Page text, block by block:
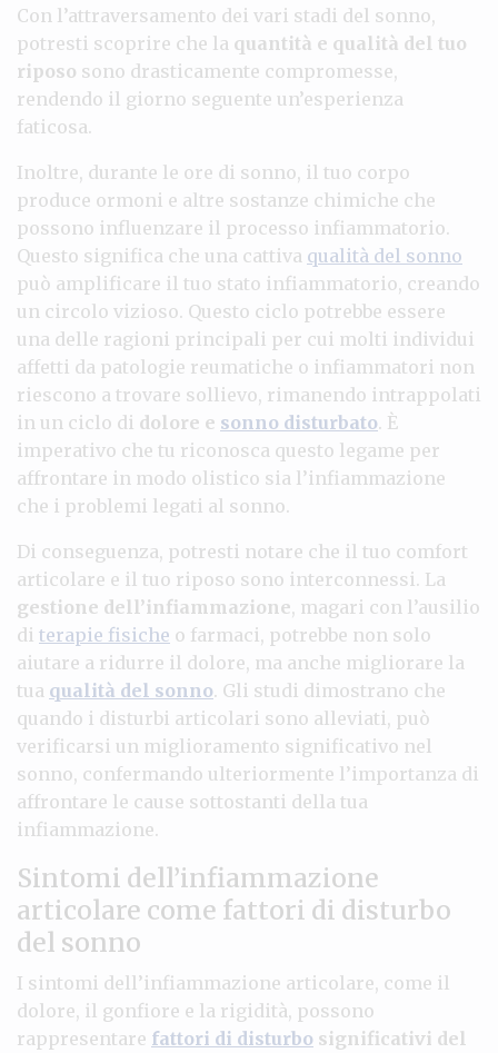
Con l’attraversamento dei vari stadi del sonno,
potresti scoprire che la quantità e qualità del tuo
riposo sono drasticamente compromesse,
rendendo il giorno seguente un’esperienza
faticosa.
Inoltre, durante le ore di sonno, il tuo corpo
produce ormoni e altre sostanze chimiche che
possono influenzare il processo infiammatorio.
Questo significa che una cattiva qualità del sonno
può amplificare il tuo stato infiammatorio, creando
un circolo vizioso. Questo ciclo potrebbe essere
una delle ragioni principali per cui molti individui
affetti da patologie reumatiche o infiammatori non
riescono a trovare sollievo, rimanendo intrappolati
in un ciclo di dolore e sonno disturbato. È
imperativo che tu riconosca questo legame per
affrontare in modo olistico sia l’infiammazione
che i problemi legati al sonno.
Di conseguenza, potresti notare che il tuo comfort
articolare e il tuo riposo sono interconnessi. La
gestione dell’infiammazione, magari con l’ausilio
di terapie fisiche o farmaci, potrebbe non solo
aiutare a ridurre il dolore, ma anche migliorare la
tua qualità del sonno. Gli studi dimostrano che
quando i disturbi articolari sono alleviati, può
verificarsi un miglioramento significativo nel
sonno, confermando ulteriormente l’importanza di
affrontare le cause sottostanti della tua
infiammazione.
Sintomi dell’infiammazione
articolare come fattori di disturbo
del sonno
I sintomi dell’infiammazione articolare, come il
dolore, il gonfiore e la rigidità, possono
rappresentare fattori di disturbo significativi del